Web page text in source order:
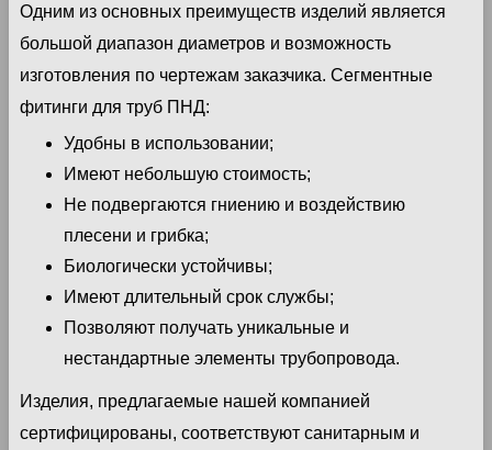
Одним из основных преимуществ изделий является
большой диапазон диаметров и возможность
изготовления по чертежам заказчика. Сегментные
фитинги для труб ПНД:
Удобны в использовании;
Имеют небольшую стоимость;
Не подвергаются гниению и воздействию
плесени и грибка;
Биологически устойчивы;
Имеют длительный срок службы;
Позволяют получать уникальные и
нестандартные элементы трубопровода.
Изделия, предлагаемые нашей компанией
сертифицированы, соответствуют санитарным и